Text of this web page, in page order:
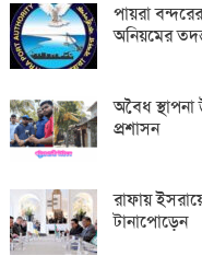
পায়রা
অনিয়মের
অবৈধ
প্রশাসন
রাফায়
টানাপোড়েন